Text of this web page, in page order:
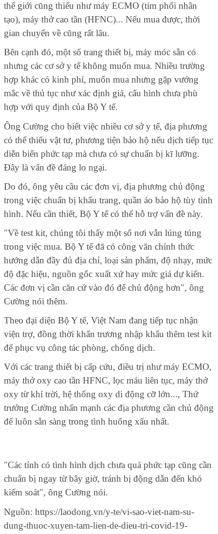
thế giới cũng thiếu như máy ECMO (tim phổi nhân
tạo), máy thở cao tần (HFNC)... Nếu mua được, thời
gian chuyển về cũng rất lâu.
Bên cạnh đó, một số trang thiết bị, máy móc sẵn có
nhưng các cơ sở y tế không muốn mua. Nhiều trường
hợp khác có kinh phí, muốn mua nhưng gặp vướng
mắc về thủ tục như xác định giá, cấu hình chưa phù
hợp với quy định của Bộ Y tế.
Ông Cường cho biết việc nhiều cơ sở y tế, địa phương
có thể thiếu vật tư, phương tiện bảo hộ nếu dịch tiếp tục
diễn biến phức tạp mà chưa có sự chuẩn bị kĩ lưỡng.
Đây là vấn đề đáng lo ngại.
Do đó, ông yêu cầu các đơn vị, địa phương chủ động
trong việc chuẩn bị khẩu trang, quần áo bảo hộ tùy tình
hình. Nếu cần thiết, Bộ Y tế có thể hỗ trợ vấn đề này.
"Về test kit, chúng tôi thấy một số nơi vẫn lúng túng
trong việc mua. Bộ Y tế đã có công văn chính thức
hướng dẫn đầy đủ địa chỉ, loại sản phẩm, độ nhạy, mức
độ đặc hiệu, nguồn gốc xuất xứ hay mức giá dự kiến.
Các đơn vị cần căn cứ vào đó để chủ động hơn", ông
Cường nói thêm.
Theo đại diện Bộ Y tế, Việt Nam đang tiếp tục nhận
viện trợ, đồng thời khẩn trương nhập khẩu thêm test kit
để phục vụ công tác phòng, chống dịch.
Với các trang thiết bị cấp cứu, điều trị như máy ECMO,
máy thở oxy cao tần HFNC, lọc máu liên tục, máy thở
oxy từ khí trời, hệ thống oxy di động cỡ lớn..., Thứ
trưởng Cường nhấn mạnh các địa phương cần chủ động
để luôn sẵn sàng trong tình huống xấu nhất.
"Các tỉnh có tình hình dịch chưa quá phức tạp cũng cần
chuẩn bị ngay từ bây giờ, tránh bị động dẫn đến khó
kiểm soát", ông Cường nói.
Nguồn: https://laodong.vn/y-te/vi-sao-viet-nam-su-
dung-thuoc-xuyen-tam-lien-de-dieu-tri-covid-19-